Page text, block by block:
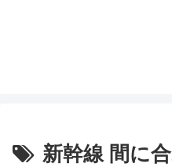
新幹線 間に